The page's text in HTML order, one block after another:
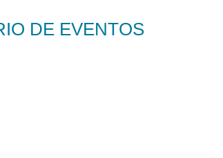
DE EVENTOS